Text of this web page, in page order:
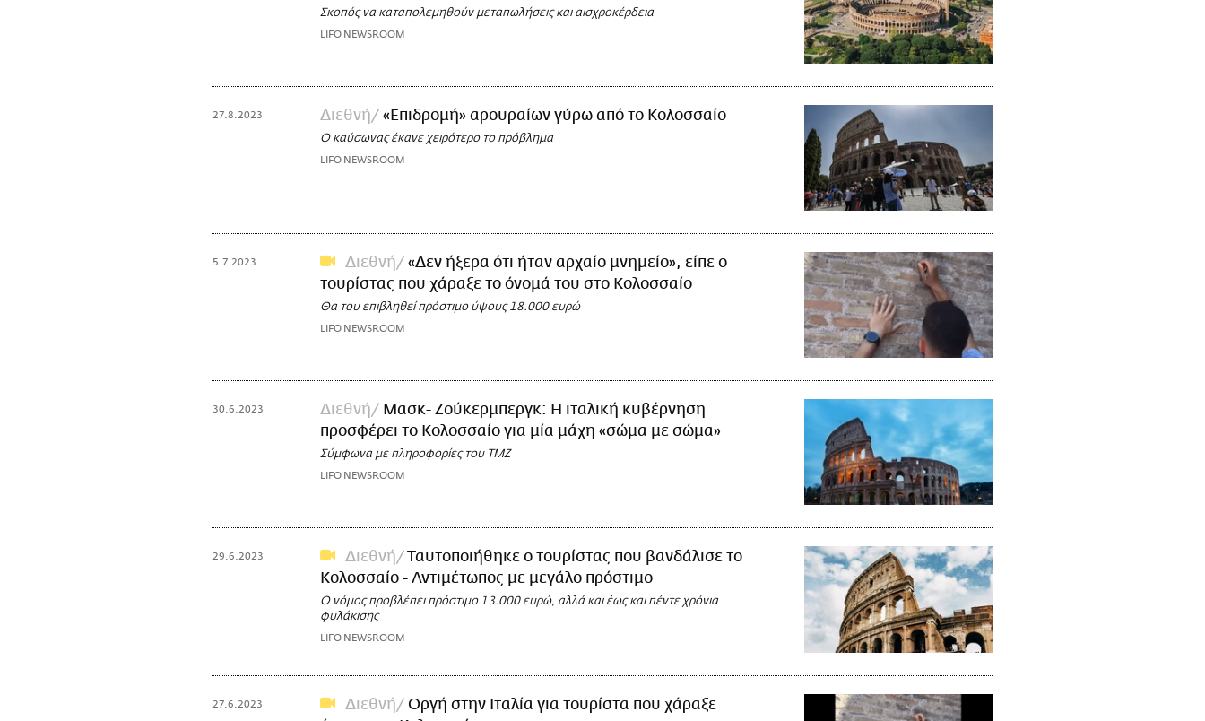
Σκοπός να καταπολεμηθούν μεταπωλήσεις και αισχροκέρδεια
LIFO NEWSROOM
27.8.2023 Διεθνή «Επιδρομή» αρουραίων γύρω από το Κολοσσαίο
Ο καύσωνας έκανε χειρότερο το πρόβλημα
LIFO NEWSROOM
5.7.2023 Διεθνή
«Δεν ήξερα ότι ήταν αρχαίο μνημείο», είπε ο
τουρίστας που χάραξε το όνομά του στο Κολοσσαίο
Θα του επιβληθεί πρόστιμο ύψους 18.000 ευρώ
LIFO NEWSROOM
30.6.2023 Διεθνή
Μασκ- Ζούκερμπεργκ: Η ιταλική κυβέρνηση
προσφέρει το Κολοσσαίο για μία μάχη «σώμα με σώμα»
Σύμφωνα με πληροφορίες του TMZ
LIFO NEWSROOM
29.6.2023 Διεθνή
Ταυτοποιήθηκε ο τουρίστας που βανδάλισε το
Κολοσσαίο - Αντιμέτωπος με μεγάλο πρόστιμο
Ο νόμος προβλέπει πρόστιμο 13.000 ευρώ, αλλά και έως και πέντε χρόνια
φυλάκισης
LIFO NEWSROOM
27.6.2023 Διεθνή
Οργή στην Ιταλία για τουρίστα που χάραξε